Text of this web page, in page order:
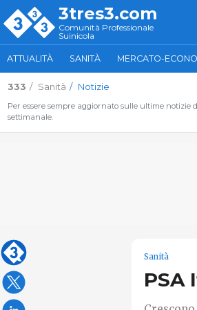
3tres3.com
Comunità Professionale
Suinicola
ATTUALITÀ SANITÀ MERCATO-
333 Sanità Notizie
Per essere sempre aggiornato sulle ultime
settimanale.
Sanità
PSA